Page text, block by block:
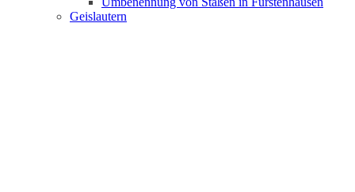
Geislautern